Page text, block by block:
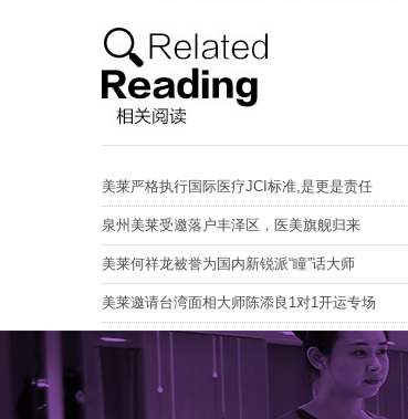
美莱严格执行国际医疗JCI标准,是更是责任
泉州美莱受邀落户丰泽区，医美旗舰归来
美莱何祥龙被誉为国内新锐派“瞳”话大师
美莱邀请台湾面相大师陈添良1对1开运专场